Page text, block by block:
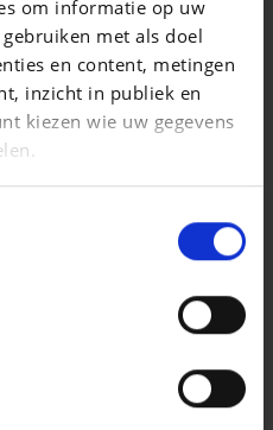
om informatie op uw
met als doel
en content, metingen
inzicht in publiek en
kiezen wie uw gegevens
over uw geografische
meter nauwkeurig kan zijn
door het actief te
gegevens worden
detailgedeelte